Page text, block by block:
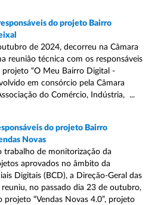
do projeto Bairro
de 2024, decorreu na Câmara
reunião técnica com os responsáveis
“O Meu Bairro Digital -
em consórcio pela Câmara
do Comércio, Indústria, ...
do projeto Bairro
Novas
trabalho de monitorização da
aprovados no âmbito da
Digitais (BCD), a Direção-Geral das
no passado dia 23 de outubro,
projeto “Vendas Novas 4.0”, projeto